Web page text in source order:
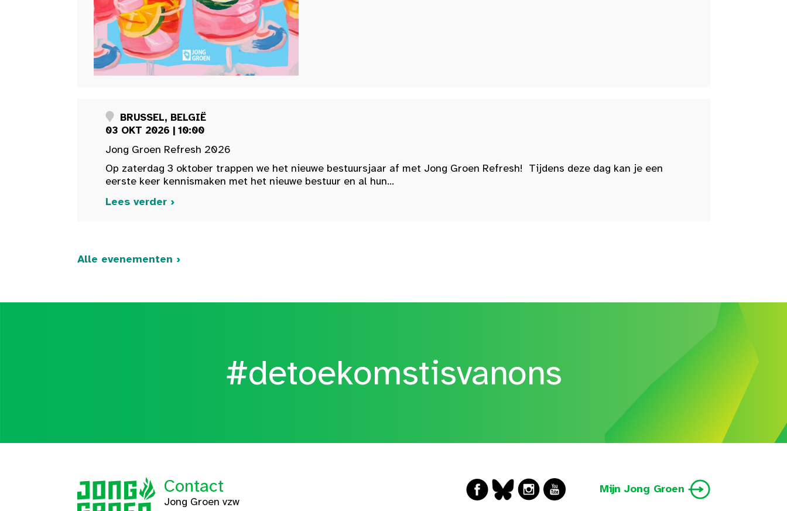
BRUSSEL, BELGIË
03 OKT 2026 | 10:00
Jong Groen Refresh 2026
Op zaterdag 3 oktober trappen we het nieuwe bestuursjaar af met Jong Groen Refresh! Tijdens deze dag kan je een
eerste keer kennismaken met het nieuwe bestuur en al hun...
Lees verder ›
Alle evenementen ›
#detoekomstisvanons
Contact
Jong Groen vzw
Mijn Jong Groen